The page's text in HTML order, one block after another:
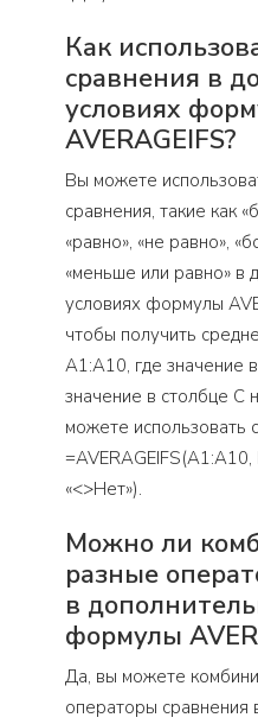
Как
сравнения в
условиях
AVERAGEIFS?
Вы можете
сравнения, такие как
«равно», «не равно»,
«меньше или равно» в
условиях формулы
чтобы получить
A1:A10, где значение
значение в столбце C
можете
=AVERAGEIFS(A1:A10,
«<>Нет»).
Можно ли
разные
в
формулы
Да, вы можете
операторы сравнения